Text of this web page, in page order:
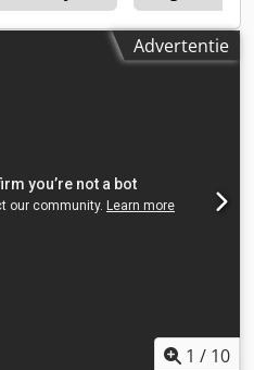
2 aggregaten, 1ste
straal en fase frezen
afslijping eenheid centrale
gezien zonder recht op
aan de keuze van de
Advertentie
1 / 10